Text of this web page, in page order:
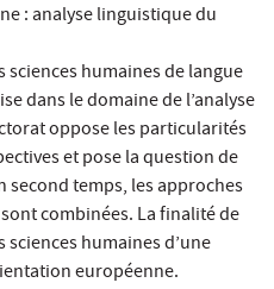
: analyse linguistique du
humaines de langue
dans le domaine de l’analyse
oppose les particularités
et pose la question de
temps, les approches
combinées. La finalité de
humaines d’une
européenne.